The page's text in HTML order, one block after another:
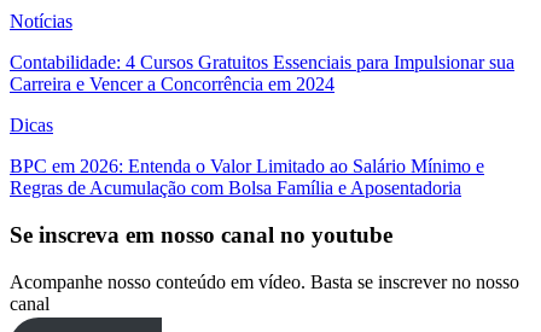
Notícias
Contabilidade: 4 Cursos Gratuitos Essenciais para Impulsionar sua
Carreira e Vencer a Concorrência em 2024
Dicas
BPC em 2026: Entenda o Valor Limitado ao Salário Mínimo e
Regras de Acumulação com Bolsa Família e Aposentadoria
Se inscreva em nosso canal no youtube
Acompanhe nosso conteúdo em vídeo. Basta se inscrever no nosso
canal